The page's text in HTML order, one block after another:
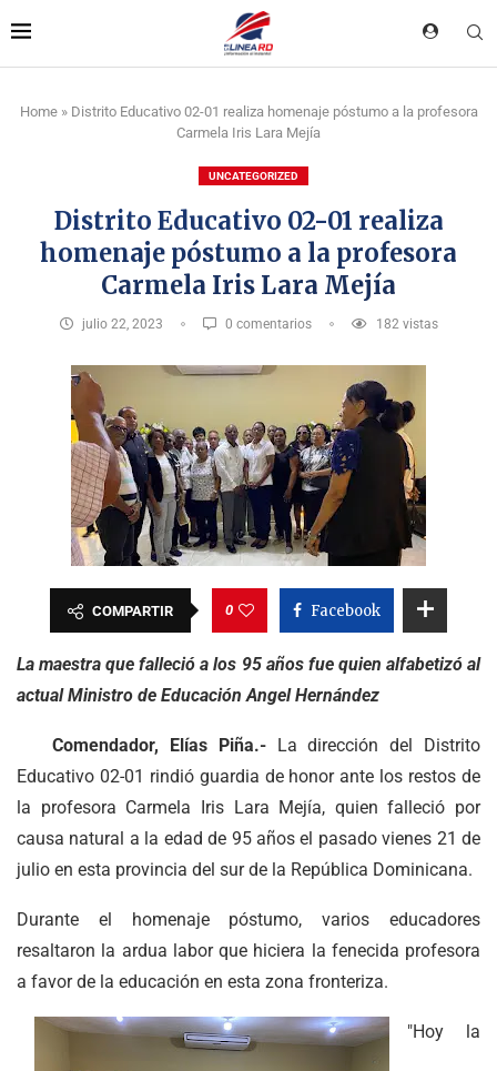
Home» Distrito Educativo 02-01 realiza homenaje póstumo a la profesora
Carmela Iris Lara Mejía
UNCATEGORIZED
Distrito Educativo 02-01 realiza
homenaje póstumo a la profesora
Carmela Iris Lara Mejía
julio 22, 2023 0 comentarios 182vistas
COMPARTIR 0 Facebook
La maestra que falleció a los 95 años fue quien alfabetizó al
actual Ministro de Educación Angel Hernández
Comendador, Elías Piña.- La dirección del Distrito
Educativo 02-01 rindió guardia de honor ante los restos de
la profesora Carmela Iris Lara Mejía, quien falleció por
causa natural a la edad de 95 años el pasado vienes 21 de
julio en esta provincia del sur de la República Dominicana.
Durante el homenaje póstumo, varios educadores
resaltaron la ardua labor que hiciera la fenecida profesora
a favor de la educación en esta zona fronteriza.
"Hoy la